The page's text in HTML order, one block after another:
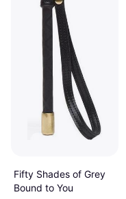
Fifty Shades of Grey
Bound to You